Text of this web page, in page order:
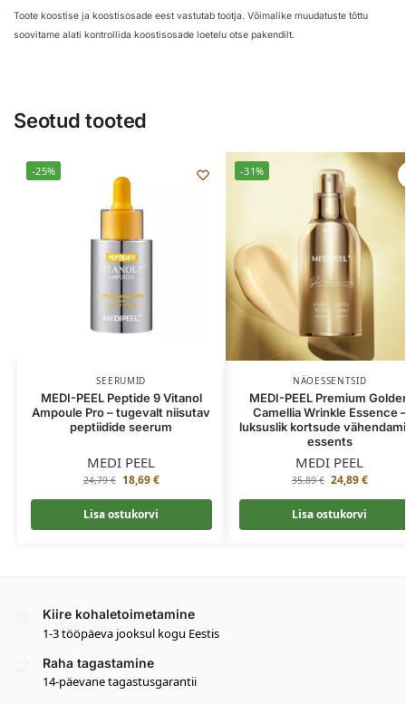
Toote koostise ja koostisosade eest vastutab tootja. Võimalike muudatuste tõttu
soovitame alati kontrollida koostisosade loetelu otse pakendilt.
Seotud tooted
-25%
SEERUMID
MEDI-PEEL Peptide 9 Vitanol
Ampoule Pro – tugevalt niisutav
peptiidide seerum
MEDI PEEL
24,79€ 18,69€
Lisa ostukorvi
-31%
NÄOESSENTSID
MEDI-PEEL Premium
Camellia Wrinkle Essence –
luksuslik kortsude
essents
MEDI PEEL
35,89€ 24,89€
Lisa ostukorvi
Kiire kohaletoimetamine
1-3 tööpäeva jooksul kogu Eestis
Raha tagastamine
14-päevane tagastusgarantii